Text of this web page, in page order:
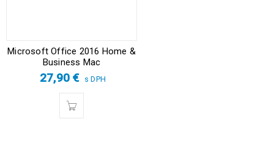
Microsoft Office 2016 Home &
Business Mac
27,90€ s DPH